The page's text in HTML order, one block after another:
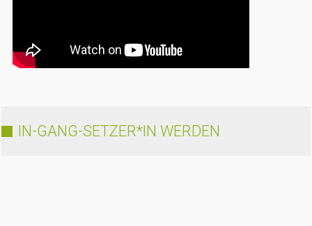
IN-GANG-SETZER*IN WERDEN